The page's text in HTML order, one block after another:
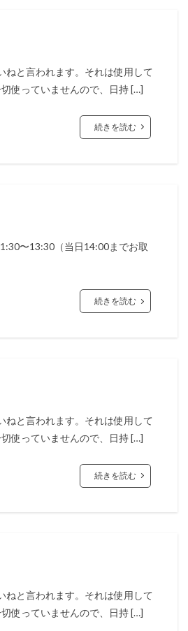
ねと言われます。それは使用して
使っていませんので、日持 […]
続きを読む
〜13:30（当日14:00までお取
続きを読む
ねと言われます。それは使用して
使っていませんので、日持 […]
続きを読む
ねと言われます。それは使用して
使っていませんので、日持 […]